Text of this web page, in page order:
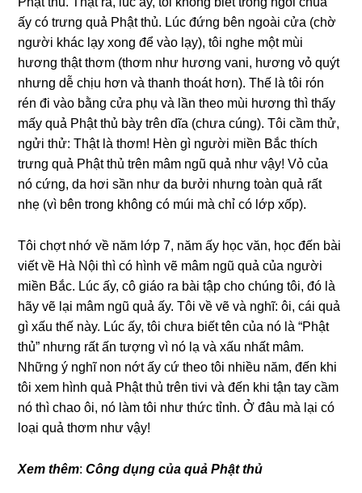
ấy có trưng quả Phật thủ. Lúc đứng bên ngoài cửa (chờ
người khác lạy xong để vào lạy), tôi nghe một mùi
hương thật thơm (thơm như hương vani, hương vỏ quýt
nhưng dễ chịu hơn và thanh thoát hơn). Thế là tôi rón
rén đi vào bằng cửa phụ và lần theo mùi hương thì thấy
mấy quả Phật thủ bày trên dĩa (chưa cúng). Tôi cầm thử,
ngửi thử: Thật là thơm! Hèn gì người miền Bắc thích
trưng quả Phật thủ trên mâm ngũ quả như vậy! Vỏ của
nó cứng, da hơi sần như da bưởi nhưng toàn quả rất
nhẹ (vì bên trong không có múi mà chỉ có lớp xốp).
Tôi chợt nhớ về năm lớp 7, năm ấy học văn, học đến bài
viết về Hà Nội thì có hình vẽ mâm ngũ quả của người
miền Bắc. Lúc ấy, cô giáo ra bài tập cho chúng tôi, đó là
hãy vẽ lại mâm ngũ quả ấy. Tôi về vẽ và nghĩ: ôi, cái quả
gì xấu thế này. Lúc ấy, tôi chưa biết tên của nó là “Phật
thủ” nhưng rất ấn tượng vì nó lạ và xấu nhất mâm.
Những ý nghĩ non nớt ấy cứ theo tôi nhiều năm, đến khi
tôi xem hình quả Phật thủ trên tivi và đến khi tận tay cầm
nó thì chao ôi, nó làm tôi như thức tỉnh. Ở đâu mà lại có
loại quả thơm như vậy!
Xem thêm:Công dụng của quả Phật thủ